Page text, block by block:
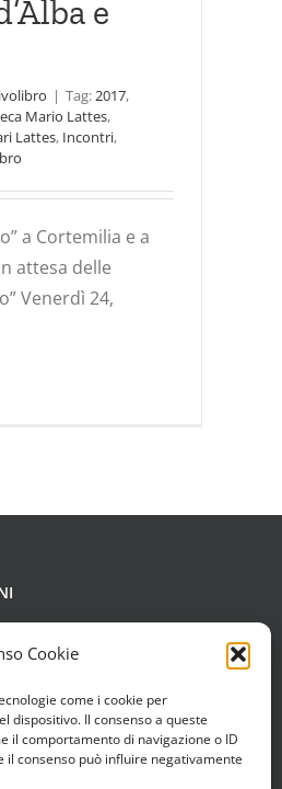
Cookie
come i cookie per
dispositivo. Il consenso a queste
il comportamento di navigazione o ID
consenso può influire negativamente
e
| Tag:2017,
Mario Lattes,
Lattes, Incontri,
a Cortemilia e a
attesa delle
Venerdì 24,
Chessa,
di animazione